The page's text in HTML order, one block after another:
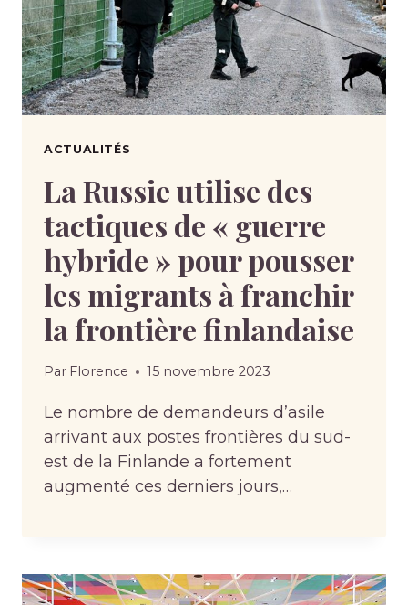
ACTUALITÉS
La Russie utilise des
tactiques de « guerre
hybride » pour pousser
les migrants à franchir
la frontière finlandaise
Par Florence 15 novembre 2023
Le nombre de demandeurs d’asile
arrivant aux postes frontières du sud-
est de la Finlande a fortement
augmenté ces derniers jours,…